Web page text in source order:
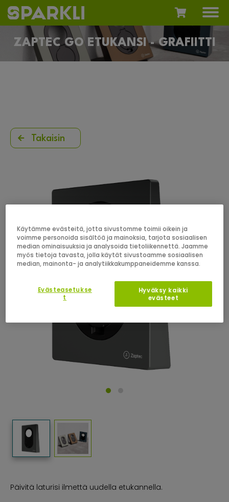
ZAPTEC GO ETUKANSI - GRAFIITTI
Takaisin
Päivitä laturisi ilmettä uudella etukannella.
Käytämme evästeitä, jotta sivustomme toimii oikein ja
voimme personoida sisältöä ja mainoksia, tarjota sosiaalisen
median ominaisuuksia ja analysoida tietoliikennettä. Jaamme
myös tietoja tavasta, jolla käytät sivustoamme sosiaalisen
median, mainonta- ja analytiikkakumppaneidemme kanssa.
Evästeasetukse
t
Hyväksy kaikki
evästeet